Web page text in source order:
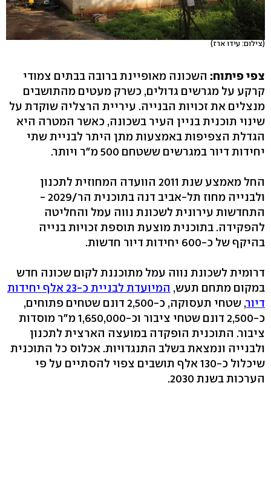
(צילום: עידו ארז)
צפי פיתוח: השכונה מאופיינת ברובה בבתים צמודי
קרקע על מגרשים גדולים, כשרק מעטים מהתושבים
מנצלים את זכויות הבנייה. עיריית הרצליה שוקדת על
שינוי תוכנית בניין העיר בשכונה, כאשר המטרה היא
הגדלת הצפיפות באמצעות מתן היתר לבניית שתי
יחידות דיור במגרשים ששטחם 500 מ"ר ויותר.
החל מאמצע שנת 2011 הוועדה המחוזית לתכנון
ולבנייה מחוז תל-אביב דנה בתוכנית הר/2029 -
התחדשות עירונית לשכונת נווה עמל והחליטה
להפקידה. בתוכנית מוצעת תוספת זכויות בנייה
בהיקף של כ-600 יחידות דיור חדשות.
דרומית לשכונת נווה עמל מתוכננת לקום שכונה חדש
במקום מתחם תעש,
המיועדת לבניית כ-23 אלף יחידות
דיור
, שטחי תעסוקה, כ-2,500 דונם שטחים פתוחים,
כ-2,500 דונם שטחי ציבור וכ-1,650,000 מ"ר מוסדות
ציבור. התוכנית הופקדה במועצה הארצית לתכנון
ולבנייה ונמצאת בשלב התנגדויות. אכלוס כל התוכנית
שיכלול כ-130 אלף תושבים צפוי להסתיים על פי
הערכות בשנת 2030.